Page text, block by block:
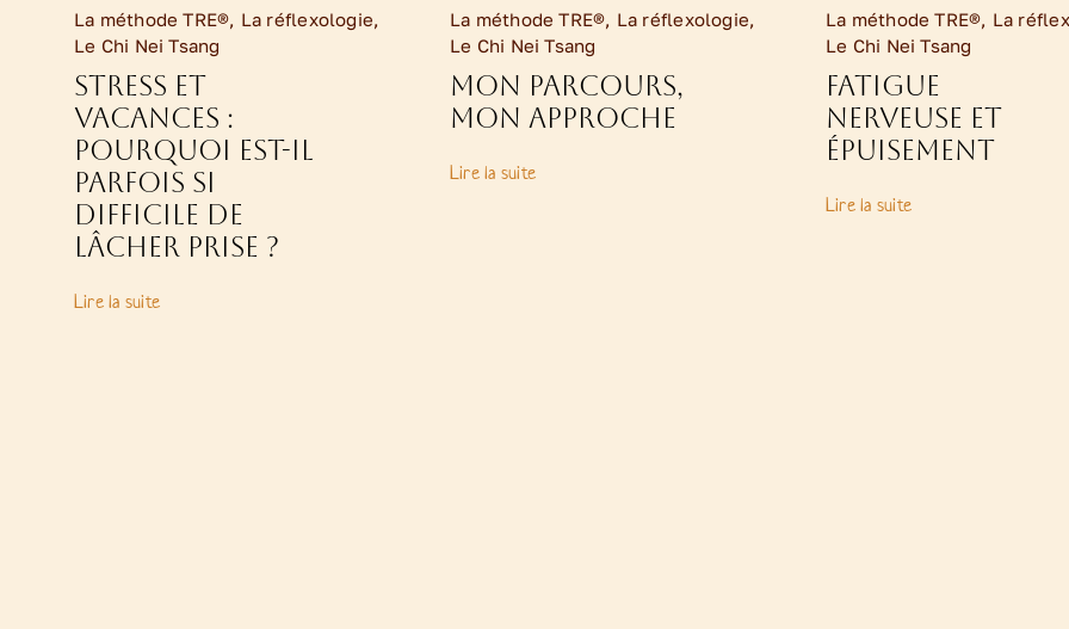
La méthode TRE®, La réflexologie,
Le Chi Nei Tsang
Stress et
vacances :
pourquoi est-il
parfois si
difficile de
lâcher prise ?
Lire la suite
La méthode TRE®, La réflexologie,
Le Chi Nei Tsang
Mon parcours,
mon approche
Lire la suite
La méthode TRE®, La
Le Chi Nei Tsang
Fatigue
nerveuse et
épuisement
Lire la suite